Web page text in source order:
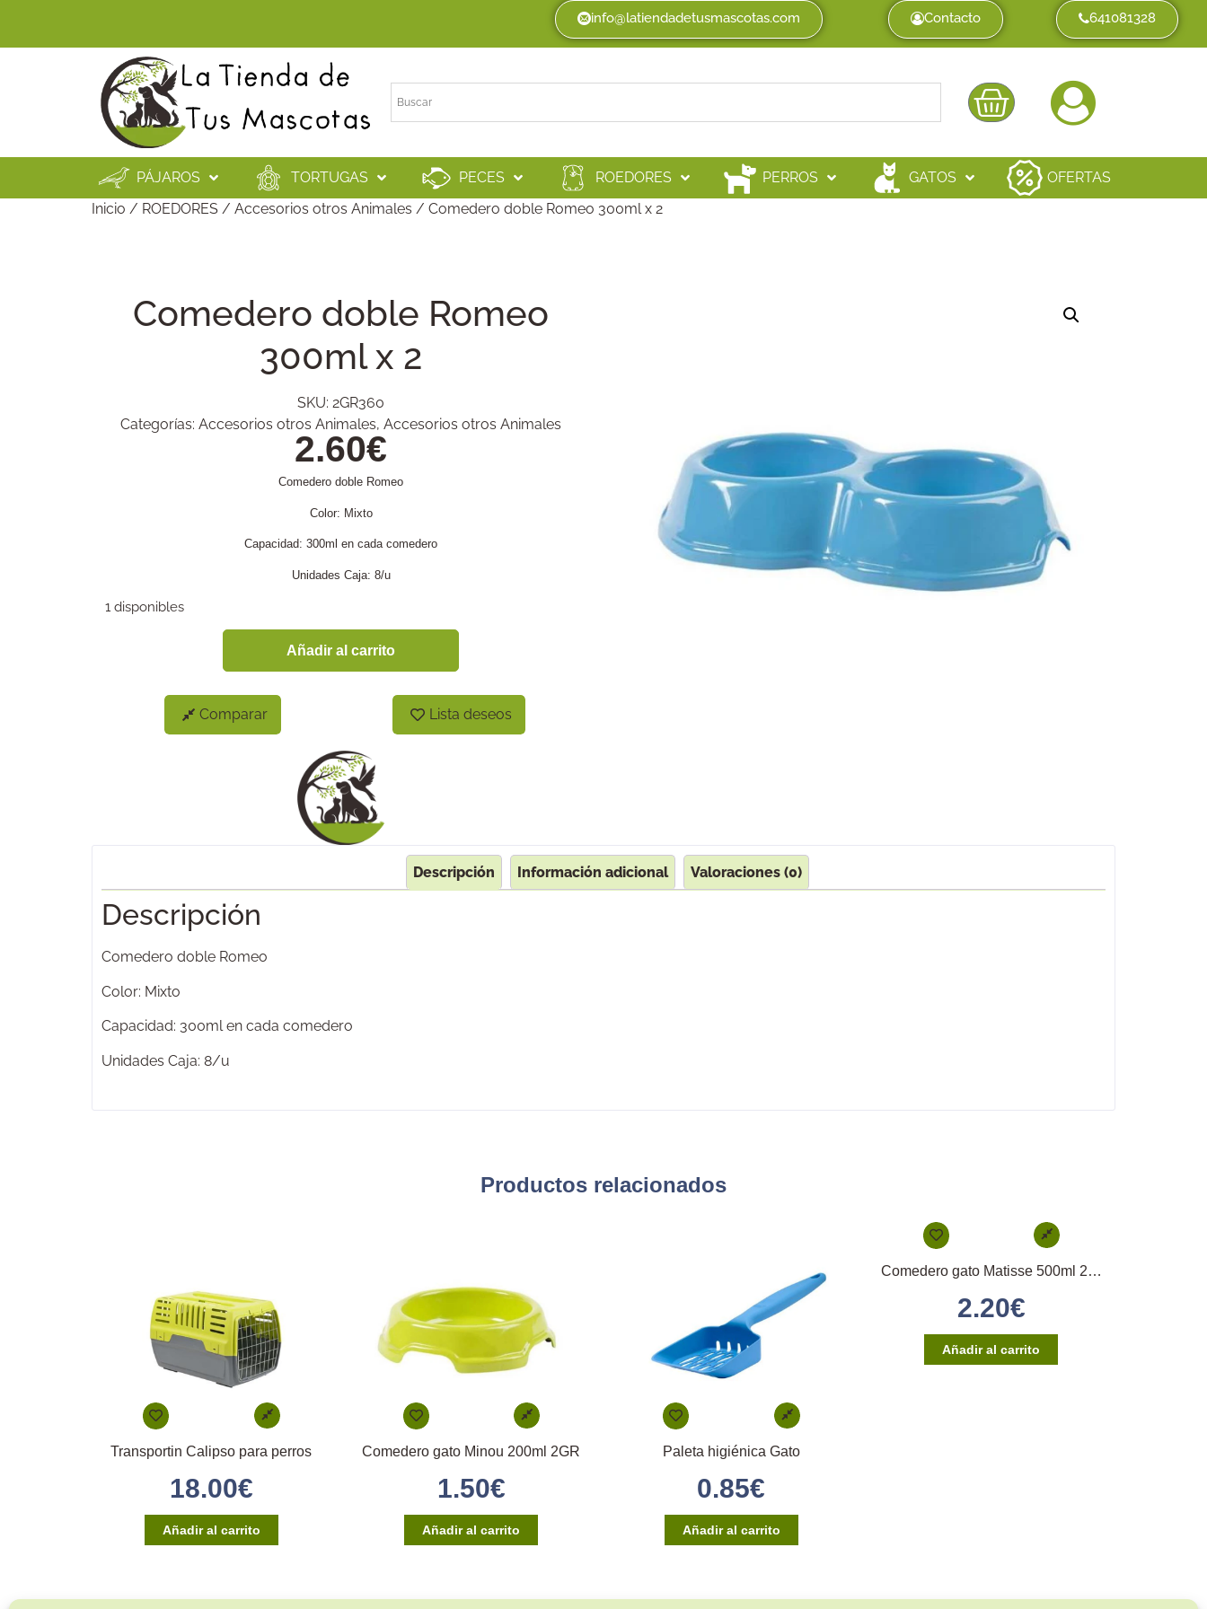
info@latiendadetusmascotas.com Contacto 641081328
PÁJAROS TORTUGAS PECES ROEDORES PERROS GATOS
OFERTAS
Inicio / ROEDORES / Accesorios otros Animales / Comedero doble Romeo 300ml x 2
Comedero doble Romeo
300ml x 2
SKU: 2GR360
Categorías: Accesorios otros Animales, Accesorios otros Animales
2.60€
Comedero doble Romeo
Color: Mixto
Capacidad: 300ml en cada comedero
Unidades Caja: 8/u
1 disponibles
Añadir al carrito
Comparar Lista deseos
Descripción Información adicional Valoraciones (0)
Descripción
Comedero doble Romeo
Color: Mixto
Capacidad: 300ml en cada comedero
Unidades Caja: 8/u
Productos relacionados
Transportin Calipso para perros
18.00€
Añadir al carrito
Comedero gato Minou 200ml 2GR
1.50€
Añadir al carrito
Paleta higiénica Gato
0.85€
Añadir al carrito
Comedero gato Matisse 500ml 2GR
2.20€
Añadir al carrito